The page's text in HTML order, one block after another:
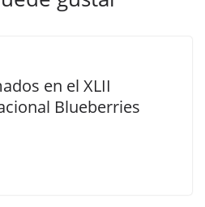
en el XLII
Blueberries